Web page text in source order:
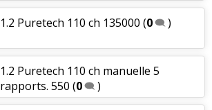
1.2 Puretech 110 ch 135000 (0 )
1.2 Puretech 110 ch manuelle 5
rapports. 550 (0 )